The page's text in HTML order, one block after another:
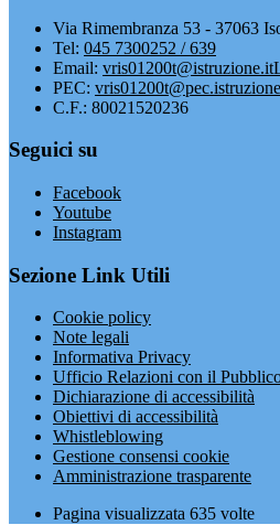
Via Rimembranza 53 - 37063
Tel: 045 7300252 / 639
Email: vris01200t@istruzione.it
PEC:
C.F.: 80021520236
Seguici su
Facebook
Youtube
Instagram
Sezione Link Utili
Cookie policy
Note legali
Informativa Privacy
Ufficio Relazioni con il
Dichiarazione di accessibilità
Obiettivi di accessibilità
Whistleblowing
Gestione consensi cookie
Amministrazione trasparente
Pagina visualizzata 635 volte